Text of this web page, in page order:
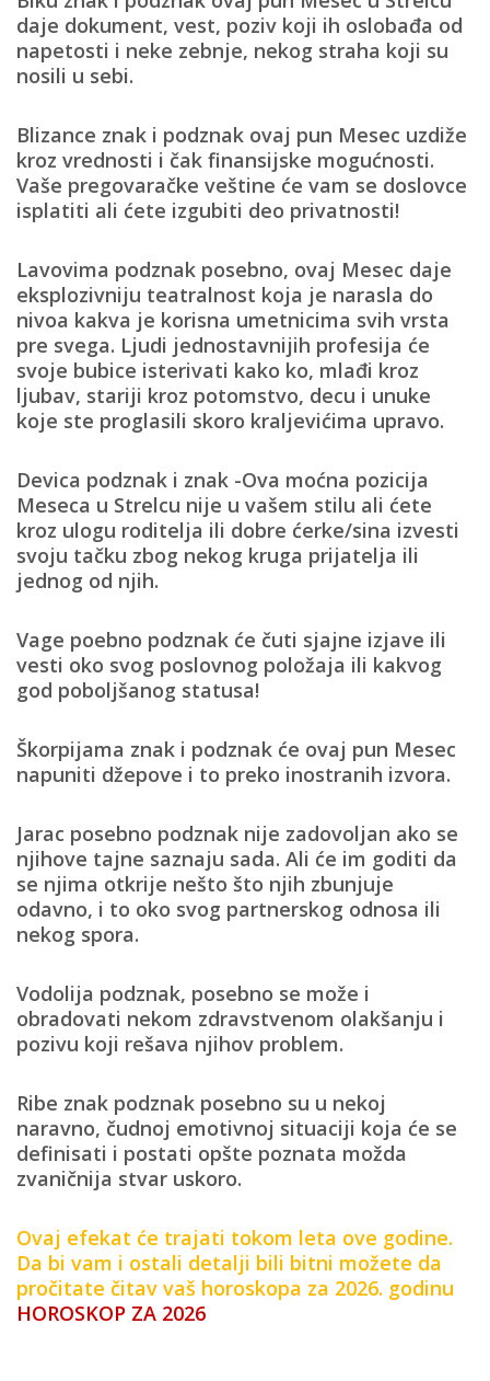
daje dokument, vest, poziv koji ih oslobađa od
napetosti i neke zebnje, nekog straha koji su
nosili u sebi.
Blizance znak i podznak ovaj pun Mesec uzdiže
kroz vrednosti i čak finansijske mogućnosti.
Vaše pregovaračke veštine će vam se doslovce
isplatiti ali ćete izgubiti deo privatnosti!
Lavovima podznak posebno, ovaj Mesec daje
eksplozivniju teatralnost koja je narasla do
nivoa kakva je korisna umetnicima svih vrsta
pre svega. Ljudi jednostavnijih profesija će
svoje bubice isterivati kako ko, mlađi kroz
ljubav, stariji kroz potomstvo, decu i unuke
koje ste proglasili skoro kraljevićima upravo.
Devica podznak i znak -Ova moćna pozicija
Meseca u Strelcu nije u vašem stilu ali ćete
kroz ulogu roditelja ili dobre ćerke/sina izvesti
svoju tačku zbog nekog kruga prijatelja ili
jednog od njih.
Vage poebno podznak će čuti sjajne izjave ili
vesti oko svog poslovnog položaja ili kakvog
god poboljšanog statusa!
Škorpijama znak i podznak će ovaj pun Mesec
napuniti džepove i to preko inostranih izvora.
Jarac posebno podznak nije zadovoljan ako se
njihove tajne saznaju sada. Ali će im goditi da
se njima otkrije nešto što njih zbunjuje
odavno, i to oko svog partnerskog odnosa ili
nekog spora.
Vodolija podznak, posebno se može i
obradovati nekom zdravstvenom olakšanju i
pozivu koji rešava njihov problem.
Ribe znak podznak posebno su u nekoj
naravno, čudnoj emotivnoj situaciji koja će se
definisati i postati opšte poznata možda
zvaničnija stvar uskoro.
Ovaj efekat će trajati tokom leta ove godine.
Da bi vam i ostali detalji bili bitni možete da
pročitate čitav vaš horoskopa za 2026. godinu
HOROSKOP ZA 2026